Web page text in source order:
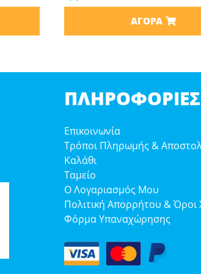
ΑΓΟΡΆ
ΠΛΗΡΟΦΟΡΊΕΣ
Επικοινωνία
Τρόποι Πληρωμής &
Καλάθι
Ταμείο
Ο Λογαριασμός Μου
Πολιτική Απορρήτου & Όροι
Φόρμα Υπαναχώρησης